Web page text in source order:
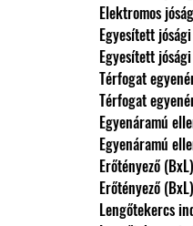
Térfogat
Térfogat
Erőtényező
Erőtényező